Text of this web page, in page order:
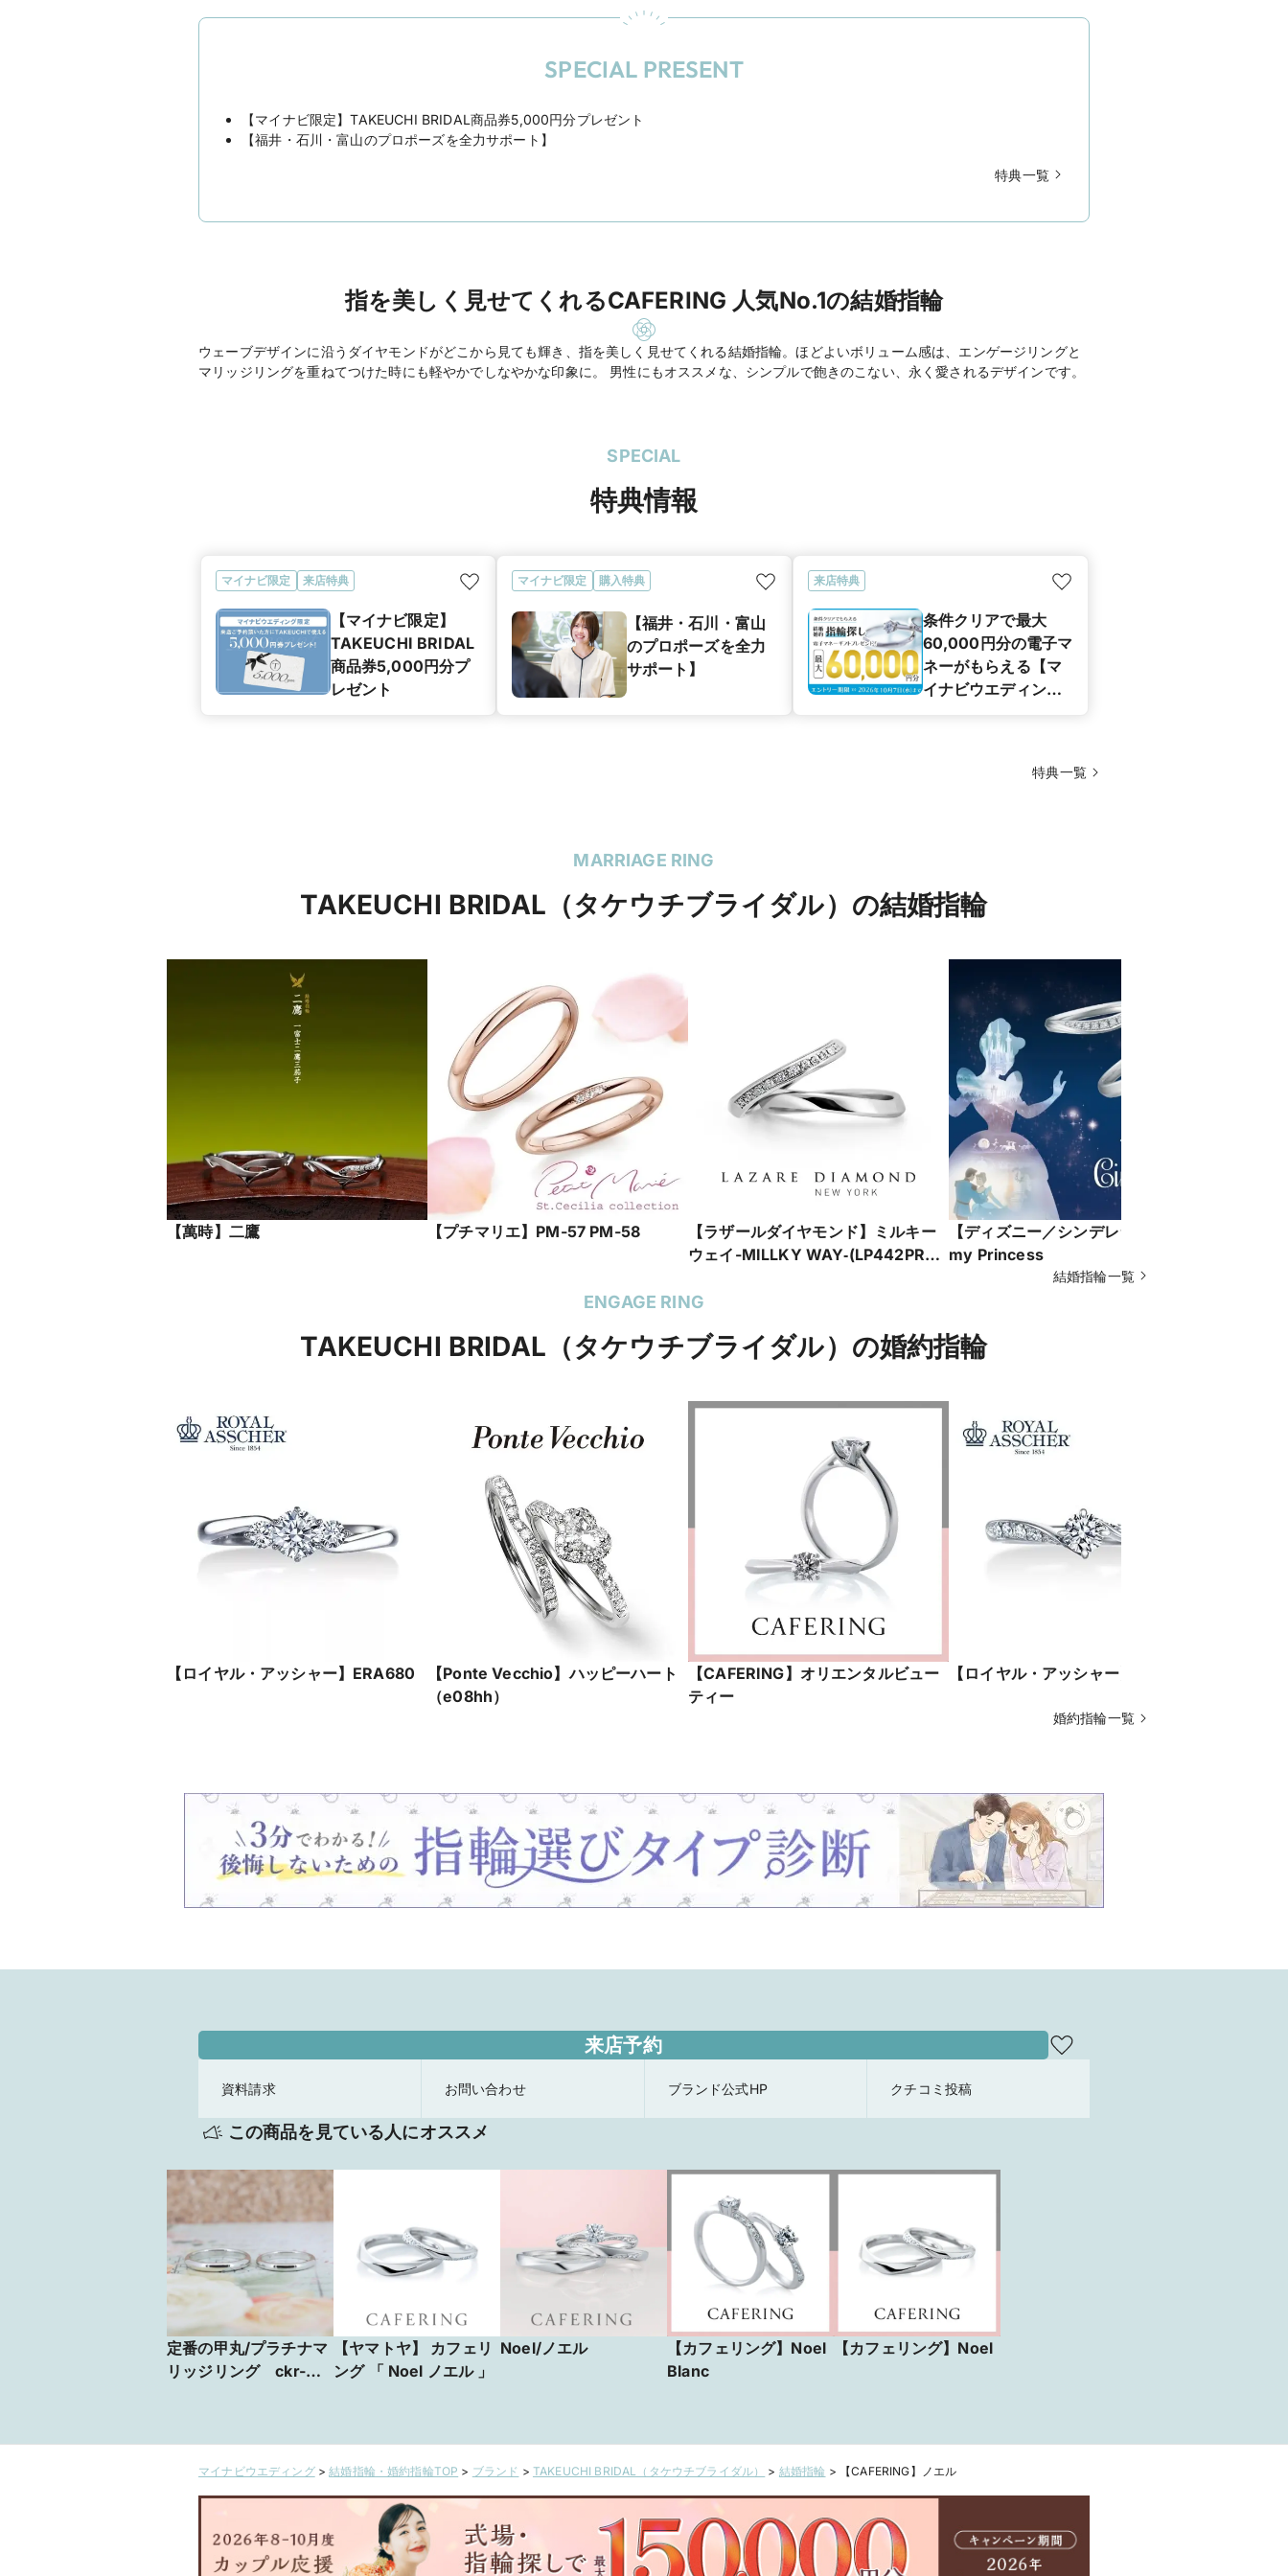
SPECIAL PRESENT
【マイナビ限定】TAKEUCHI BRIDAL商品券5,000円分プレゼント
【福井・石川・富山のプロポーズを全力サポート】
特典一覧
指を美しく見せてくれるCAFERING 人気No.1の結婚指輪
ウェーブデザインに沿うダイヤモンドがどこから見ても輝き、指を美しく見せてくれる結婚指輪。ほどよいボリューム感は、エンゲージリングと
マリッジリングを重ねてつけた時にも軽やかでしなやかな印象に。 男性にもオススメな、シンプルで飽きのこない、永く愛されるデザインです。
SPECIAL
特典情報
マイナビ限定 来店特典
【マイナビ限定】
TAKEUCHI BRIDAL
商品券5,000円分プ
レゼント
マイナビ限定 購入特典
【福井・石川・富山
のプロポーズを全力
サポート】
来店特典
条件クリアで最大
60,000円分の電子マ
ネーがもらえる【マ
イナビウエディング
特典一覧
MARRIAGE RING
TAKEUCHI BRIDAL（タケウチブライダル）の結婚指輪
【萬時】二鷹 【プチマリエ】PM-57 PM-58
【ラザールダイヤモンド】ミルキー
ウェイ-MILLKY WAY‐(LP442PR／
【ディズニー／シンデレラ】You're
my Princess
結婚指輪一覧
ENGAGE RING
TAKEUCHI BRIDAL（タケウチブライダル）の婚約指輪
【ロイヤル・アッシャー】ERA680
【Ponte Vecchio】ハッピーハート
（e08hh）
【CAFERING】オリエンタルビュー
ティー
【ロイヤル・アッシャー】ERA685
婚約指輪一覧
来店予約
資料請求 お問い合わせ ブランド公式HP クチコミ投稿
この商品を見ている人にオススメ
定番の甲丸/プラチナマ
リッジリング ckr-
【ヤマトヤ】 カフェリ
ング 「 Noel ノエル 」
Noel/ノエル
【カフェリング】Noel
Blanc
【カフェリング】Noel
マイナビウエディング>結婚指輪・婚約指輪TOP > ブランド > TAKEUCHI BRIDAL（タケウチブライダル） > 結婚指輪 > 【CAFERING】ノエル